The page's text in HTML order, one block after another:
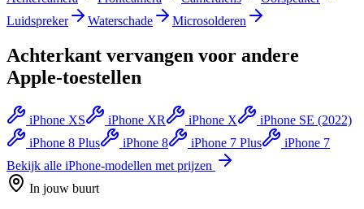
Luidspreker
Waterschade Microsolderen
Achterkant vervangen voor andere
Apple-toestellen
iPhone XS iPhone XR iPhone X
iPhone SE (2022)
iPhone 8 Plus
iPhone 8 iPhone 7 Plus
iPhone 7
Bekijk alle iPhone-modellen met prijzen
In jouw buurt